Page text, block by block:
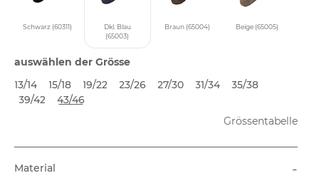
Schwarz (60311)
Dkl. Blau
(65003)
Braun (65004) Beige (65005)
auswählen der Grösse
13/14
15/18 19/22 23/26 27/30 31/34
35/38
39/42
43/46
Grössentabelle
Material -